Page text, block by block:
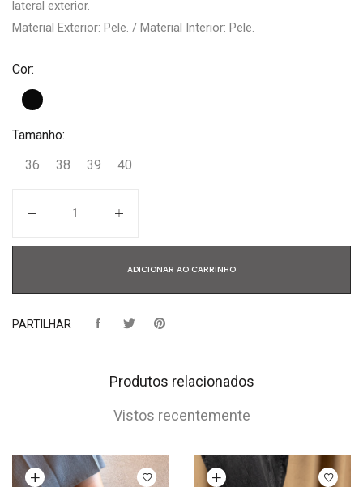
lateral exterior.
Material Exterior: Pele. / Material Interior: Pele.
Cor:
Tamanho:
36
38 39 40
ADICIONAR AO CARRINHO
PARTILHAR
Produtos relacionados
Vistos recentemente
opções Ver opções